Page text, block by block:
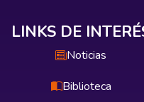
LINKS DE
Noticias
Biblioteca